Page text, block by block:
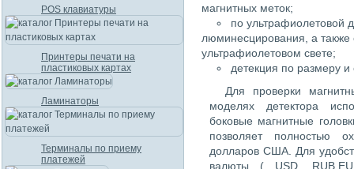
магнитных меток;
по ультрафиолетовой
люминесцирования, а также
ультрафиолетовом свете;
детекция по размеру и
Для проверки
моделях детектора
боковые магнитные
позволяет полностью
долларов США. Для
валюты ( USD,
POS клавиатуры
Принтеры печати на
пластиковых картах
Ламинаторы
Терминалы по приему
платежей